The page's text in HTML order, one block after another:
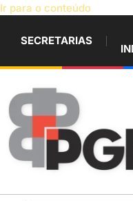
Ir para o conteúdo
SECRETARIAS